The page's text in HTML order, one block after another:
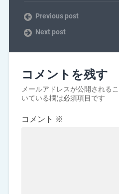
Previous post
Next post
コメントを残す
メールアドレスが公開される
いている欄は必須項目です
コメント ※